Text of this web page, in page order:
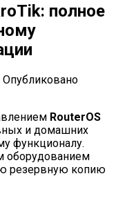
полное
Опубликовано
RouterOS
и домашних
функционалу.
оборудованием
резервную копию